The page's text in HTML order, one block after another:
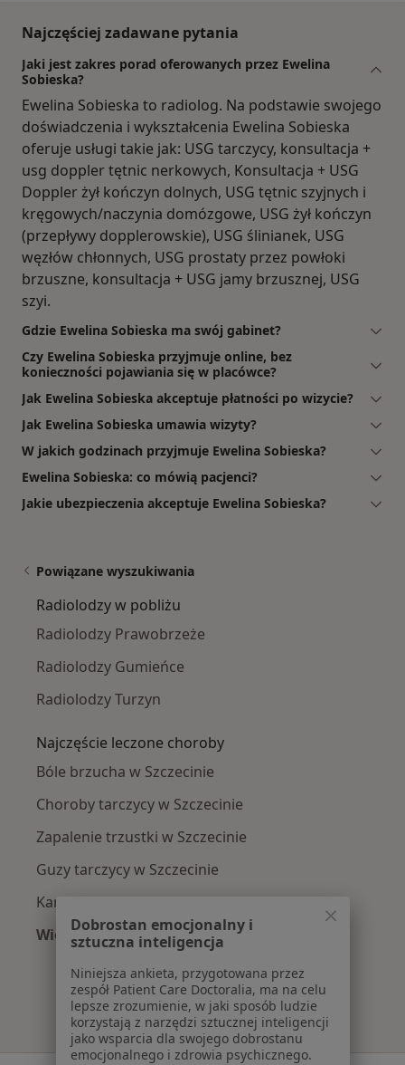
Najczęściej zadawane pytania
Jaki jest zakres porad oferowanych przez Ewelina
Sobieska?
Ewelina Sobieska to radiolog. Na podstawie swojego
doświadczenia i wykształcenia Ewelina Sobieska
oferuje usługi takie jak: USG tarczycy, konsultacja +
usg doppler tętnic nerkowych, Konsultacja + USG
Doppler żył kończyn dolnych, USG tętnic szyjnych i
kręgowych/naczynia domózgowe, USG żył kończyn
(przepływy dopplerowskie), USG ślinianek, USG
węzłów chłonnych, USG prostaty przez powłoki
brzuszne, konsultacja + USG jamy brzusznej, USG
szyi.
Gdzie Ewelina Sobieska ma swój gabinet?
Czy Ewelina Sobieska przyjmuje online, bez
konieczności pojawiania się w placówce?
Jak Ewelina Sobieska akceptuje płatności po wizycie?
Jak Ewelina Sobieska umawia wizyty?
W jakich godzinach przyjmuje Ewelina Sobieska?
Ewelina Sobieska: co mówią pacjenci?
Jakie ubezpieczenia akceptuje Ewelina Sobieska?
Powiązane wyszukiwania
Radiolodzy w pobliżu
Radiolodzy Prawobrzeże
Radiolodzy Gumieńce
Radiolodzy Turzyn
Najczęście leczone choroby
Bóle brzucha w Szczecinie
Choroby tarczycy w Szczecinie
Zapalenie trzustki w Szczecinie
Guzy tarczycy w Szczecinie
Kamica nerkowa w Szczecinie
Więcej (15)
Więcej w kategorii: Najczęście leczone
Dobrostan emocjonalny i
sztuczna inteligencja
Niniejsza ankieta, przygotowana przez
zespół Patient Care Doctoralia, ma na celu
lepsze zrozumienie, w jaki sposób ludzie
korzystają z narzędzi sztucznej inteligencji
jako wsparcia dla swojego dobrostanu
emocjonalnego i zdrowia psychicznego.